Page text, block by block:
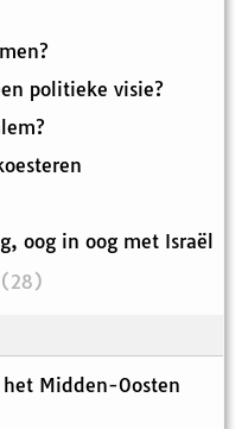
politieke visie?
oog in oog met Israël
(28)
Midden-Oosten